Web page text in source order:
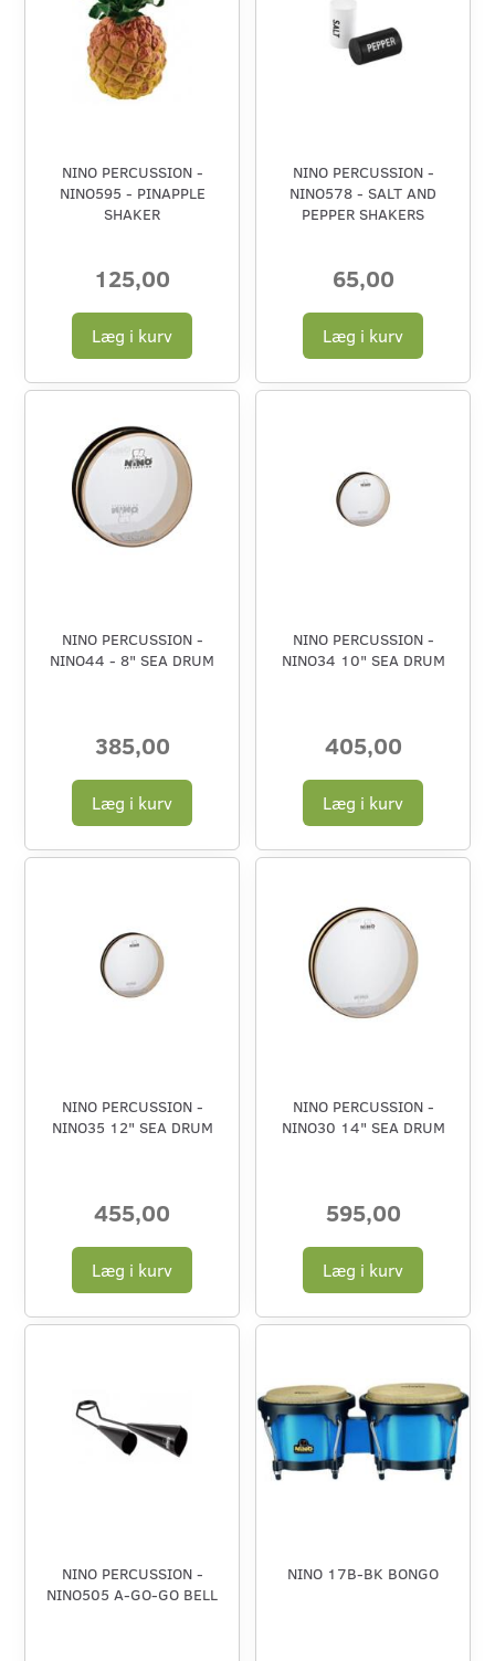
NINO PERCUSSION -
NINO595 - PINAPPLE
SHAKER
125,00
Læg i kurv
NINO PERCUSSION -
NINO578 - SALT AND
PEPPER SHAKERS
65,00
Læg i kurv
NINO PERCUSSION -
NINO44 - 8" SEA DRUM
385,00
Læg i kurv
NINO PERCUSSION -
NINO34 10" SEA DRUM
405,00
Læg i kurv
NINO PERCUSSION -
NINO35 12" SEA DRUM
455,00
Læg i kurv
NINO PERCUSSION -
NINO30 14" SEA DRUM
595,00
Læg i kurv
NINO PERCUSSION -
NINO505 A-GO-GO BELL
NINO 17B-BK BONGO